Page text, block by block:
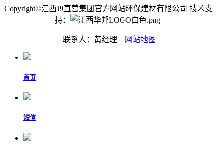
Copyright©江西J9直营集团官方网站环保建材有限公司 技术支
持：
联系人：黄经理 网站地图
首页
短信